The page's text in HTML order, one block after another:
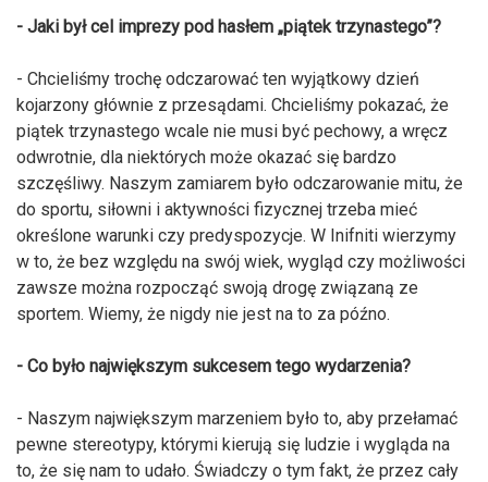
- Jaki był cel imprezy pod hasłem „piątek trzynastego”?
- Chcieliśmy trochę odczarować ten wyjątkowy dzień
kojarzony głównie z przesądami. Chcieliśmy pokazać, że
piątek trzynastego wcale nie musi być pechowy, a wręcz
odwrotnie, dla niektórych może okazać się bardzo
szczęśliwy. Naszym zamiarem było odczarowanie mitu, że
do sportu, siłowni i aktywności fizycznej trzeba mieć
określone warunki czy predyspozycje. W Inifniti wierzymy
w to, że bez względu na swój wiek, wygląd czy możliwości
zawsze można rozpocząć swoją drogę związaną ze
sportem. Wiemy, że nigdy nie jest na to za późno.
- Co było największym sukcesem tego wydarzenia?
- Naszym największym marzeniem było to, aby przełamać
pewne stereotypy, którymi kierują się ludzie i wygląda na
to, że się nam to udało. Świadczy o tym fakt, że przez cały